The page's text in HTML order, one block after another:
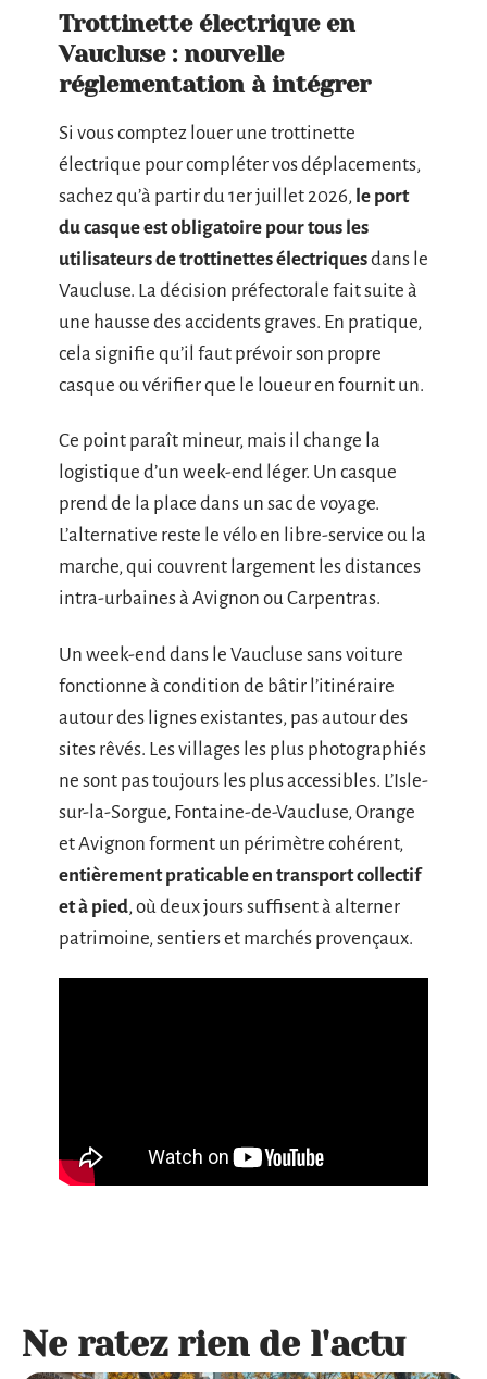
Trottinette électrique en
Vaucluse : nouvelle
réglementation à intégrer
Si vous comptez louer une trottinette
électrique pour compléter vos déplacements,
sachez qu’à partir du 1er juillet 2026, le port
du casque est obligatoire pour tous les
utilisateurs de trottinettes électriquesdans le
Vaucluse. La décision préfectorale fait suite à
une hausse des accidents graves. En pratique,
cela signifie qu’il faut prévoir son propre
casque ou vérifier que le loueur en fournit un.
Ce point paraît mineur, mais il change la
logistique d’un week-end léger. Un casque
prend de la place dans un sac de voyage.
L’alternative reste le vélo en libre-service ou la
marche, qui couvrent largement les distances
intra-urbaines à Avignon ou Carpentras.
Un week-end dans le Vaucluse sans voiture
fonctionne à condition de bâtir l’itinéraire
autour des lignes existantes, pas autour des
sites rêvés. Les villages les plus photographiés
ne sont pas toujours les plus accessibles. L’Isle-
sur-la-Sorgue, Fontaine-de-Vaucluse, Orange
et Avignon forment un périmètre cohérent,
entièrement praticable en transport collectif
et à pied, où deux jours suffisent à alterner
patrimoine, sentiers et marchés provençaux.
Ne ratez rien de l'actu